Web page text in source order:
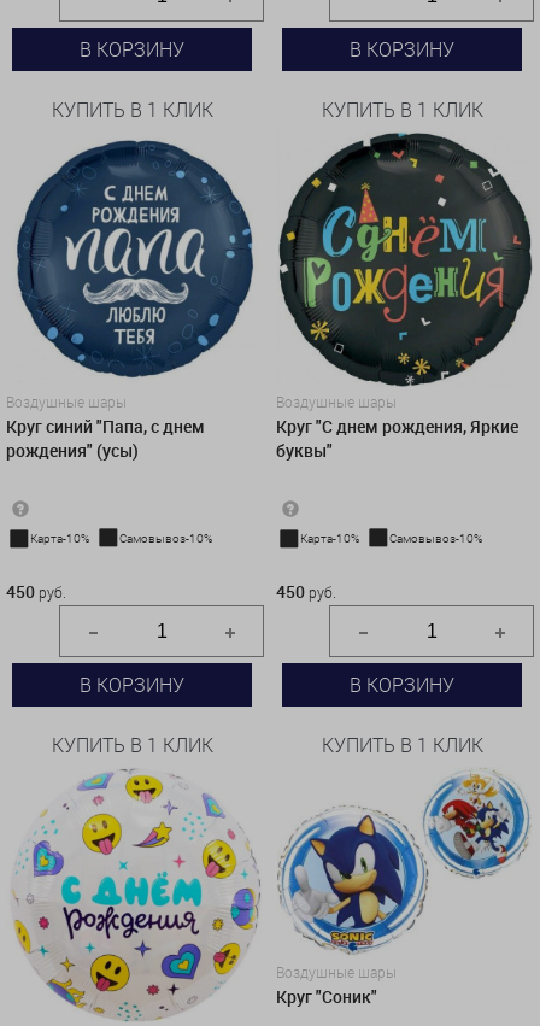
В КОРЗИНУ
КУПИТЬ В 1 КЛИК
В КОРЗИНУ
КУПИТЬ В 1 КЛИК
Воздушные шары
Круг синий "Папа, с днем
рождения" (усы)
Карта-10% Самовывоз-10%
450 руб.
В КОРЗИНУ
КУПИТЬ В 1 КЛИК
Воздушные шары
Круг "С днем рождения, Яркие
буквы"
Карта-10% Самовывоз-10%
450 руб.
В КОРЗИНУ
КУПИТЬ В 1 КЛИК
Воздушные шары
Круг "Соник"